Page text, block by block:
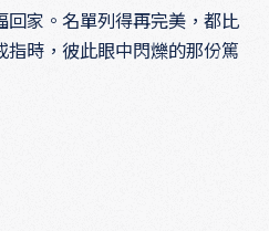
回家。名單列得再完美，都比
指時，彼此眼中閃爍的那份篤